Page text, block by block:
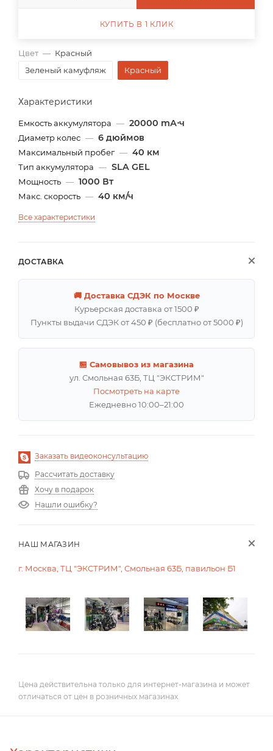
Цвет — Красный
Зеленый камуфляж
Красный
Характеристики
Емкость аккумулятора — 20000 mА⋅ч
Диаметр колес — 6 дюймов
Максимальный пробег — 40 км
Тип аккумулятора — SLA GEL
Мощность — 1000 Вт
Макс. скорость — 40 км/ч
Все характеристики
ДОСТАВКА
🚚 Доставка СДЭК по Москве
Курьерская доставка от 1500 ₽
Пункты выдачи СДЭК от 450 ₽ (бесплатно от 5000 ₽)
🏪 Самовывоз из магазина
ул. Смольная 63Б, ТЦ "ЭКСТРИМ"
Посмотреть на карте
Ежедневно 10:00–21:00
Заказать видеоконсультацию
Рассчитать доставку
Хочу в подарок
Нашли ошибку?
НАШ МАГАЗИН
г. Москва, ТЦ "ЭКСТРИМ", Смольная 63Б, павильон Б1
КУПИТЬ В 1 КЛИК
Цена действительна только для интернет-магазина и может
отличаться от цен в розничных магазинах